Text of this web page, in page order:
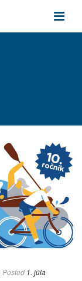
Posted 1. júla